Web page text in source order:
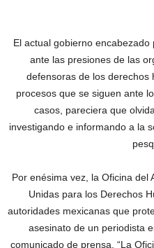
El actual gobierno
ante las presiones de las
defensoras de los derechos
procesos que se siguen ante
casos, pareciera que
investigando e informando a la
Por enésima vez, la Oficina del
Unidas para los Derechos
autoridades mexicanas que
asesinato de un periodista
comunicado de prensa. “La